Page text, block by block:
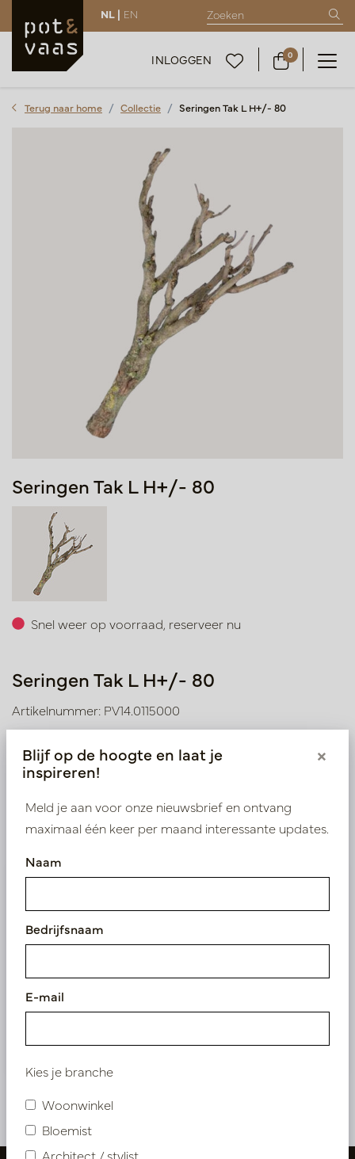
NL | EN
INLOGGEN 0
Terug naar home Collectie Seringen Tak L H+/- 80
Seringen Tak L H+/- 80
Snel weer op voorraad, reserveer nu
Seringen Tak L H+/- 80
Artikelnummer: PV14.0115000
Symbolen index
Product specificaties
Log in als zakelijke klant om direct toegang te
krijgen tot onze exclusieve prijzen.
Bestaande klant? Log hier in
Blijf op de hoogte en laat je
inspireren!
×
Meld je aan voor onze nieuwsbrief en ontvang
maximaal één keer per maand interessante updates.
Naam
Bedrijfsnaam
E-mail
Kies je branche
Woonwinkel
Bloemist
Architect / stylist